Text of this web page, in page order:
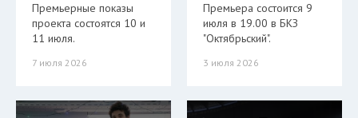
Премьерные показы
проекта состоятся 10 и
11 июля.
7 июля 2026
Премьера состоится 9
июля в 19.00 в БКЗ
"Октябрьский".
3 июля 2026